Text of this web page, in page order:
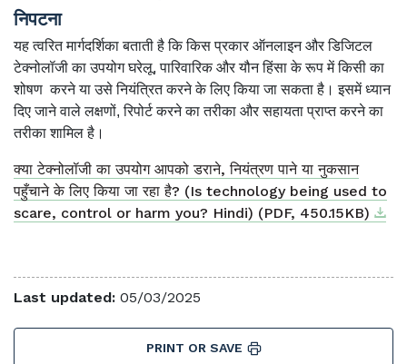
निपटना
यह त्वरित मार्गदर्शिका बताती है कि किस प्रकार ऑनलाइन और डिजिटल
टेक्नोलॉजी का उपयोग घरेलू, पारिवारिक और यौन हिंसा के रूप में किसी का
शोषण करने या उसे नियंत्रित करने के लिए किया जा सकता है। इसमें ध्यान
दिए जाने वाले लक्षणों, रिपोर्ट करने का तरीका और सहायता प्राप्त करने का
तरीका शामिल है।
क्या टेक्नोलॉजी का उपयोग आपको डराने, नियंत्रण पाने या नुकसान
पहुँचाने के लिए किया जा रहा है? (Is technology being used to
scare, control or harm you? Hindi) (PDF, 450.15KB)
Last updated: 05/03/2025
PRINT OR SAVE